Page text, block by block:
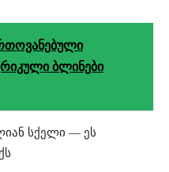
ბლინები
სქელი — ეს